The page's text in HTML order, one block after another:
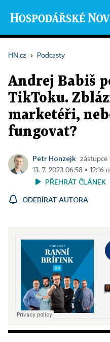
HN.cz › Podcasty
Andrej Babiš
TikToku.
marketéři,
fungovat?
Petr Honzejk
zástupce
13. 7. 2023 06:58 ▪ 12:16
PŘEHRÁT ČLÁNEK
ODEBÍRAT AUTORA